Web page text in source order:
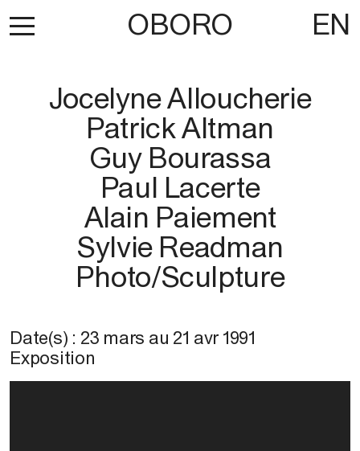
OBORO EN
Jocelyne Alloucherie
Patrick Altman
Guy Bourassa
Paul Lacerte
Alain Paiement
Sylvie Readman
Photo/Sculpture
Date(s) : 23 mars au 21 avr 1991
Exposition